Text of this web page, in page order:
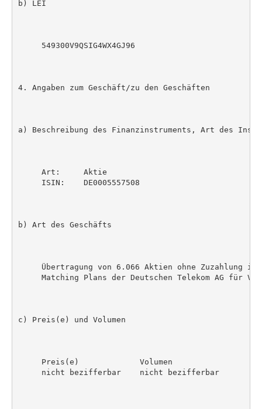
b) LEI
     549300V9QSIG4WX4GJ96
4. Angaben zum Geschäft/zu den Geschäften
a) Beschreibung des Finanzinstruments, Art des
     Art:     Aktie
     ISIN:    DE0005557508
b) Art des Geschäfts
Übertragung von 6.066 Aktien ohne Zuzahlung im
Matching Plans der Deutschen Telekom AG für
c) Preis(e) und Volumen
     Preis(e)             Volumen
     nicht bezifferbar    nicht bezifferbar